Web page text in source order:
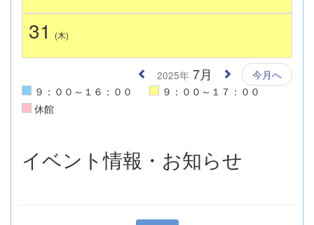
31 (木)
2025年 7月
今月へ
９：００～１６：００
９：００～１７：００
休館
イベント情報・お知らせ